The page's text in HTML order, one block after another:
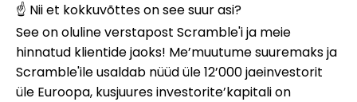
☝️ Nii et kokkuvõttes on see suur asi?
See on oluline verstapost Scramble'i ja meie
hinnatud klientide jaoks! Me’muutume suuremaks ja
Scramble'ile usaldab nüüd üle 12’000 jaeinvestorit
üle Euroopa, kusjuures investorite’kapitali on